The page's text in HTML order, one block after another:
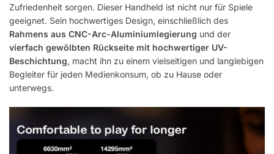
Zufriedenheit sorgen. Dieser Handheld ist nicht nur für Spiele
geeignet. Sein hochwertiges Design, einschließlich des
Rahmens aus CNC-Arc-Aluminiumlegierung und der
vierfach gewölbten Rückseite mit hochwertiger UV-
Beschichtung, macht ihn zu einem vielseitigen und langlebigen
Begleiter für jeden Medienkonsum, ob zu Hause oder
unterwegs.